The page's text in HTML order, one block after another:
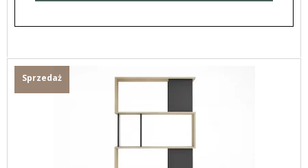
Sprzedaż